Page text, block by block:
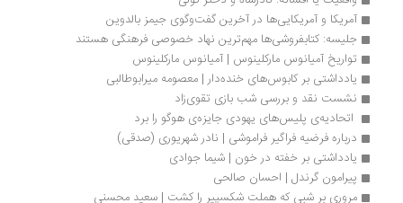
آمریکا و آمریکایی‌ها در آخرین گفت‌وگوی جیمز بالدوین
جلیسه: کتابفروشی‌ها مهم‌ترین نهاد خصوصی فرهنگی هستند
تواریخ آمیانوس مارکلینوس | آمیانوس مارکلینوس
یادداشتی بر کابوس‌های خنده‌دار | معصومه میرابوطالبی
نشست نقد و بررسی شب بازی تقوی‌زاد
اتحادیه‌ی پلیس‌های یهودی جایزه‌ی هوگو را برد
درباره فرضیه فراگیر فراموشی | نادر شهریوری (صدقی)
یادداشتی بر خفته در خون | شیما جوادی
پیرامون گرندل | احسان صالحی
مروری بر شبی که هملت شکسپیر را کشت | سعید محسنی